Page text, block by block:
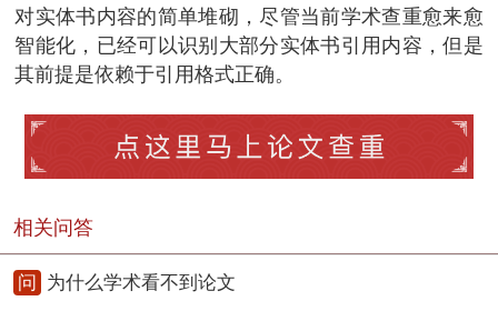
对实体书内容的简单堆砌，尽管当前学术查重愈来愈
智能化，已经可以识别大部分实体书引用内容，但是
其前提是依赖于引用格式正确。
相关问答
问 为什么学术看不到论文